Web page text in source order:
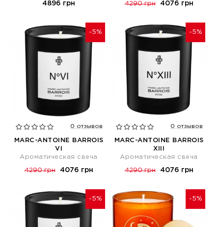
4896 грн 4290 грн 4076 грн
-5%
0 отзывов
MARC-ANTOINE BARROIS
VI
Ароматическая свеча
4290 грн 4076 грн
-5%
0 отзывов
MARC-ANTOINE BARROIS
XIII
Ароматическая свеча
4290 грн 4076 грн
-5% -5%